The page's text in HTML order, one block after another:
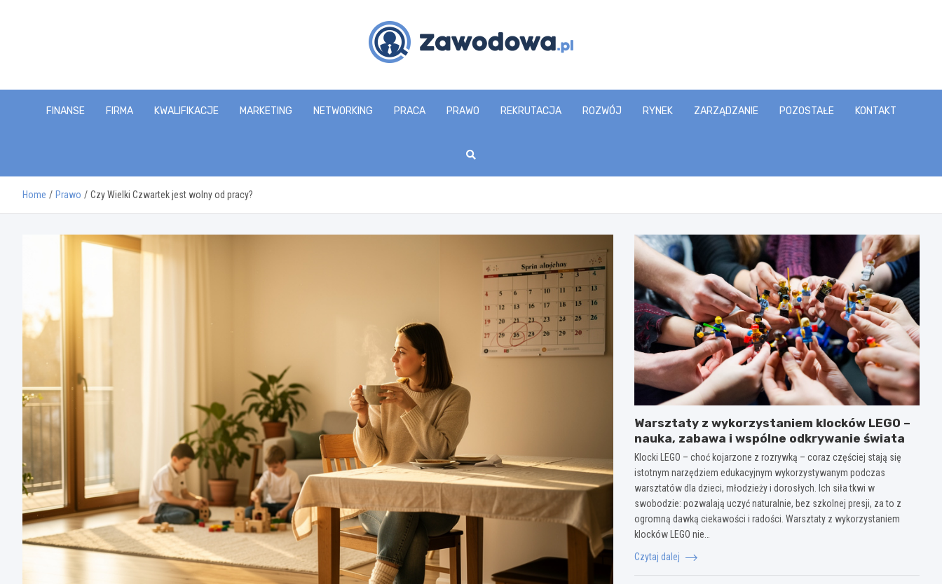
zawodowa.pl
FINANSE FIRMA KWALIFIKACJE MARKETING NETWORKING PRACA PRAWO REKRUTACJA ROZWÓJ RYNEK ZARZĄDZANIE POZOSTAŁE KONTAKT
Home Prawo Czy Wielki Czwartek jest wolny od pracy?
Warsztaty z wykorzystaniem klocków LEGO –
nauka, zabawa i wspólne odkrywanie świata
Klocki LEGO – choć kojarzone z rozrywką – coraz częściej stają się
istotnym narzędziem edukacyjnym wykorzystywanym podczas
warsztatów dla dzieci, młodzieży i dorosłych. Ich siła tkwi w
swobodzie: pozwalają uczyć naturalnie, bez szkolnej presji, za to z
ogromną dawką ciekawości i radości. Warsztaty z wykorzystaniem
klocków LEGO nie…
Czytaj dalej